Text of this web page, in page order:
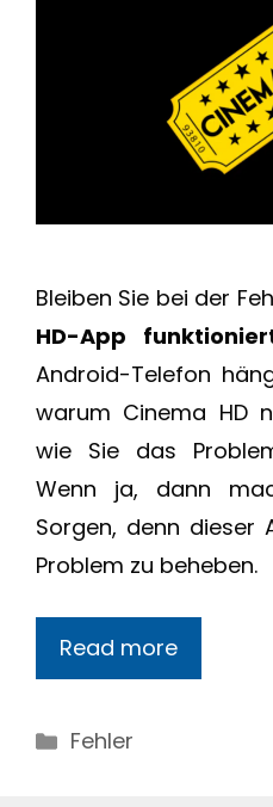
Bleiben Sie bei der
HD-App
Android-Telefon
warum Cinema HD
wie Sie das
Wenn ja, dann
Sorgen, denn dieser
Problem zu beheben.
Read more
Categories
Fehler